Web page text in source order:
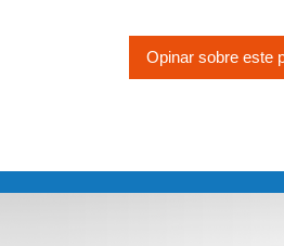
Opinar sobre este